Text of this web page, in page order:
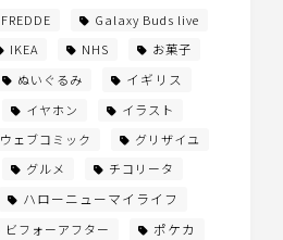
FREDDE
Galaxy Buds live
IKEA
NHS
お菓子
ぬいぐるみ
イギリス
イヤホン
イラスト
ウェブコミック
グリザイユ
グルメ
チコリータ
ハローニューマイライフ
ビフォーアフター ポケカ